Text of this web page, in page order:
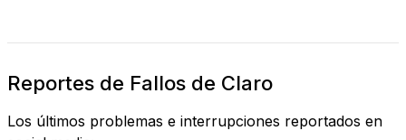
Reportes de Fallos de Claro
Los últimos problemas e interrupciones reportados en